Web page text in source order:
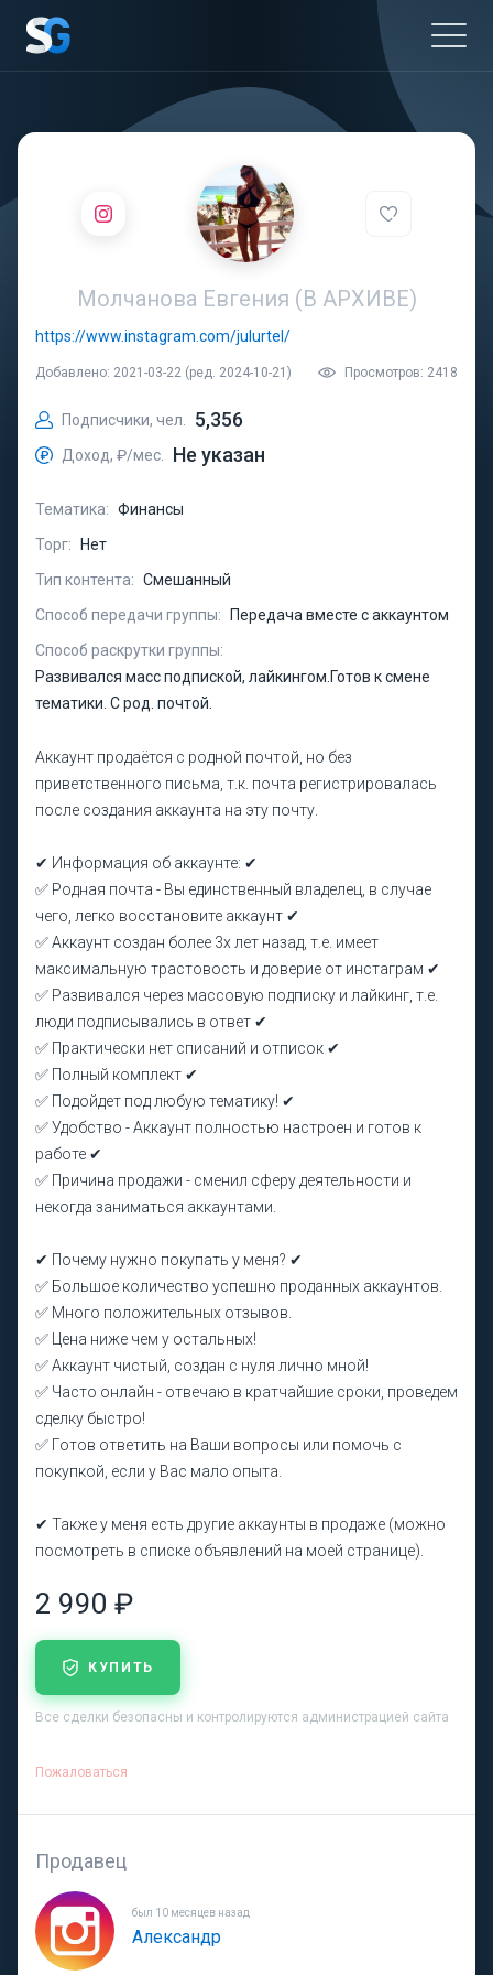
Молчанова Евгения (В АРХИВЕ)
https://www.instagram.com/julurtel/
Добавлено: 2021-03-22 (ред. 2024-10-21) Просмотров: 2418
Подписчики, чел. 5,356
Доход, ₽/мес. Не указан
Тематика: Финансы
Торг:
Нет
Тип контента: Смешанный
Способ передачи группы:
Передача вместе с аккаунтом
Способ раскрутки группы:
Развивался масс подпиской, лайкингом.Готов к смене
тематики. С род. почтой.
Аккаунт продаётся с родной почтой, но без
приветственного письма, т.к. почта регистрировалась
после создания аккаунта на эту почту.
✔ Информация об аккаунте: ✔
✅ Родная почта - Вы единственный владелец, в случае
чего, легко восстановите аккаунт ✔
✅ Аккаунт создан более 3х лет назад, т.е. имеет
максимальную трастовость и доверие от инстаграм ✔
✅ Развивался через массовую подписку и лайкинг, т.е.
люди подписывались в ответ ✔
✅ Практически нет списаний и отписок ✔
✅ Полный комплект ✔
✅ Подойдет под любую тематику! ✔
✅ Удобство - Аккаунт полностью настроен и готов к
работе ✔
✅ Причина продажи - сменил сферу деятельности и
некогда заниматься аккаунтами.
✔ Почему нужно покупать у меня? ✔
✅ Большое количество успешно проданных аккаунтов.
✅ Много положительных отзывов.
✅ Цена ниже чем у остальных!
✅ Аккаунт чистый, создан с нуля лично мной!
✅ Часто онлайн - отвечаю в кратчайшие сроки, проведем
сделку быстро!
✅ Готов ответить на Ваши вопросы или помочь с
покупкой, если у Вас мало опыта.
✔ Также у меня есть другие аккаунты в продаже (можно
посмотреть в списке объявлений на моей странице).
2 990 ₽
КУПИТЬ
Все сделки безопасны и контролируются администрацией сайта
Пожаловаться
Продавец
был 10 месяцев назад
Александр